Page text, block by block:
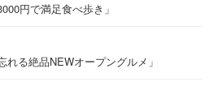
円で満足食べ歩き」
る絶品NEWオープングルメ」